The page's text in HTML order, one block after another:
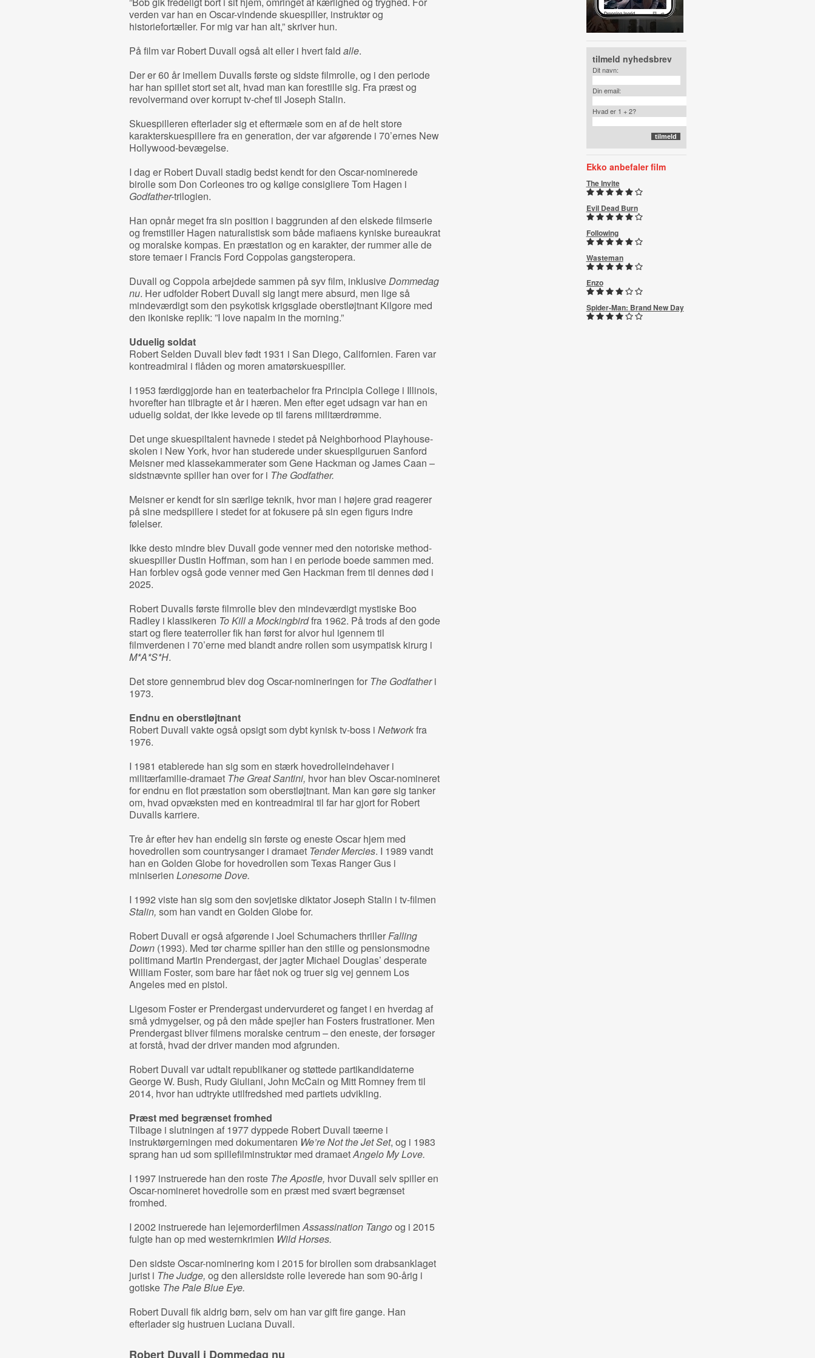
verden var han en Oscar-vindende skuespiller, instruktør og
historiefortæller. For mig var han alt,” skriver hun.
På film var Robert Duvall også alt eller i hvert fald alle.
Der er 60 år imellem Duvalls første og sidste filmrolle, og i den periode
har han spillet stort set alt, hvad man kan forestille sig. Fra præst og
revolvermand over korrupt tv-chef til Joseph Stalin.
Skuespilleren efterlader sig et eftermæle som en af de helt store
karakterskuespillere fra en generation, der var afgørende i 70’ernes New
Hollywood-bevægelse.
I dag er Robert Duvall stadig bedst kendt for den Oscar-nominerede
birolle som Don Corleones tro og kølige consigliere Tom Hagen i
Godfather-trilogien.
Han opnår meget fra sin position i baggrunden af den elskede filmserie
og fremstiller Hagen naturalistisk som både mafiaens kyniske bureaukrat
og moralske kompas. En præstation og en karakter, der rummer alle de
store temaer i Francis Ford Coppolas gangsteropera.
Duvall og Coppola arbejdede sammen på syv film, inklusiveDommedag
nu. Her udfolder Robert Duvall sig langt mere absurd, men lige så
mindeværdigt som den psykotisk krigsglade oberstløjtnant Kilgore med
den ikoniske replik: ”I love napalm in the morning.”
Uduelig soldat
Robert Selden Duvall blev født 1931 i San Diego, Californien. Faren var
kontreadmiral i flåden og moren amatørskuespiller.
I 1953 færdiggjorde han en teaterbachelor fra Principia College i Illinois,
hvorefter han tilbragte et år i hæren. Men efter eget udsagn var han en
uduelig soldat, der ikke levede op til farens militærdrømme.
Det unge skuespiltalent havnede i stedet på Neighborhood Playhouse-
skolen i New York, hvor han studerede under skuespilguruen Sanford
Meisner med klassekammerater som Gene Hackman og James Caan –
sidstnævnte spiller han over for i The Godfather.
Meisner er kendt for sin særlige teknik, hvor man i højere grad reagerer
på sine medspillere i stedet for at fokusere på sin egen figurs indre
følelser.
Ikke desto mindre blev Duvall gode venner med den notoriske method-
skuespiller Dustin Hoffman, som han i en periode boede sammen med.
Han forblev også gode venner med Gen Hackman frem til dennes død i
2025.
Robert Duvalls første filmrolle blev den mindeværdigt mystiske Boo
Radley i klassikeren To Kill a Mockingbirdfra 1962. På trods af den gode
start og flere teaterroller fik han først for alvor hul igennem til
filmverdenen i 70’erne med blandt andre rollen som usympatisk kirurg i
M*A*S*H.
Det store gennembrud blev dog Oscar-nomineringen for The Godfatheri
1973.
Endnu en oberstløjtnant
Robert Duvall vakte også opsigt som dybt kynisk tv-boss i Networkfra
1976.
I 1981 etablerede han sig som en stærk hovedrolleindehaver i
militærfamilie-dramaet The Great Santini, hvor han blev Oscar-nomineret
for endnu en flot præstation som oberstløjtnant. Man kan gøre sig tanker
om, hvad opvæksten med en kontreadmiral til far har gjort for Robert
Duvalls karriere.
Tre år efter hev han endelig sin første og eneste Oscar hjem med
hovedrollen som countrysanger i dramaet Tender Mercies. I 1989 vandt
han en Golden Globe for hovedrollen som Texas Ranger Gus i
miniserien Lonesome Dove.
I 1992 viste han sig som den sovjetiske diktator Joseph Stalin i tv-filmen
Stalin, som han vandt en Golden Globe for.
Robert Duvall er også afgørende i Joel Schumachers thrillerFalling
Down(1993). Med tør charme spiller han den stille og pensionsmodne
politimand Martin Prendergast, der jagter Michael Douglas’ desperate
William Foster, som bare har fået nok og truer sig vej gennem Los
Angeles med en pistol.
Ligesom Foster er Prendergast undervurderet og fanget i en hverdag af
små ydmygelser, og på den måde spejler han Fosters frustrationer. Men
Prendergast bliver filmens moralske centrum – den eneste, der forsøger
at forstå, hvad der driver manden mod afgrunden.
Robert Duvall var udtalt republikaner og støttede partikandidaterne
George W. Bush, Rudy Giuliani, John McCain og Mitt Romney frem til
2014, hvor han udtrykte utilfredshed med partiets udvikling.
Præst med begrænset fromhed
Tilbage i slutningen af 1977 dyppede Robert Duvall tæerne i
instruktørgerningen med dokumentaren We’re Not the Jet Set, og i 1983
sprang han ud som spillefilminstruktør med dramaetAngelo My Love.
I 1997 instruerede han den roste The Apostle, hvor Duvall selv spiller en
Oscar-nomineret hovedrolle som en præst med svært begrænset
fromhed.
I 2002 instruerede han lejemorderfilmenAssassination Tangoog i 2015
fulgte han op med westernkrimien Wild Horses.
Den sidste Oscar-nominering kom i 2015 for birollen som drabsanklaget
jurist i The Judge, og den allersidste rolle leverede han som 90-årig i
gotiske The Pale Blue Eye.
Robert Duvall fik aldrig børn, selv om han var gift fire gange. Han
efterlader sig hustruen Luciana Duvall.
Robert Duvall i Dommedag nu
tilmeld nyhedsbrev
Dit navn:
Din email:
Hvad er 1 + 2?
Ekko anbefaler film
The Invite
Evil Dead Burn
Following
Wasteman
Enzo
Spider-Man: Brand New Day